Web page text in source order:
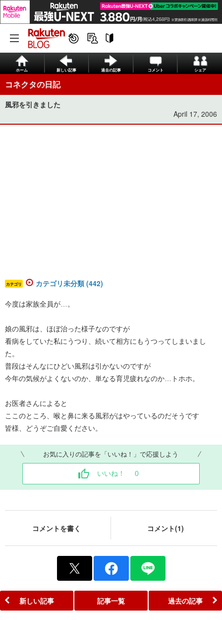
ホーム 新しい記事 過去の記事 コメント シェア
コネクタの日記
風邪を引きました
April 17, 2006
カテゴリ カテゴリ未分類 (442)
今度は家族全員が…。
娘の風邪は、ほぼ治った様子なのですが
看病をしていた私にうつり、続いて相方にもうつってしまいまし
た。
普段はそんなにひどい風邪は引かないのですが
今年の気候がよくないのか、単なる育児疲れなのか…トホホ。
お医者さんによると
ここのところ、喉と鼻に来る風邪がはやっているのだそうです
皆様、どうぞご自愛ください。
お気に入りの記事を「いいね！」で応援しよう
いいね！ 0
コメントを書く コメント(1)
新しい記事 記事一覧 過去の記事